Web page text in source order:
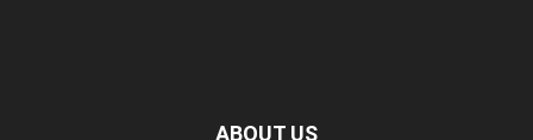
ABOUT US